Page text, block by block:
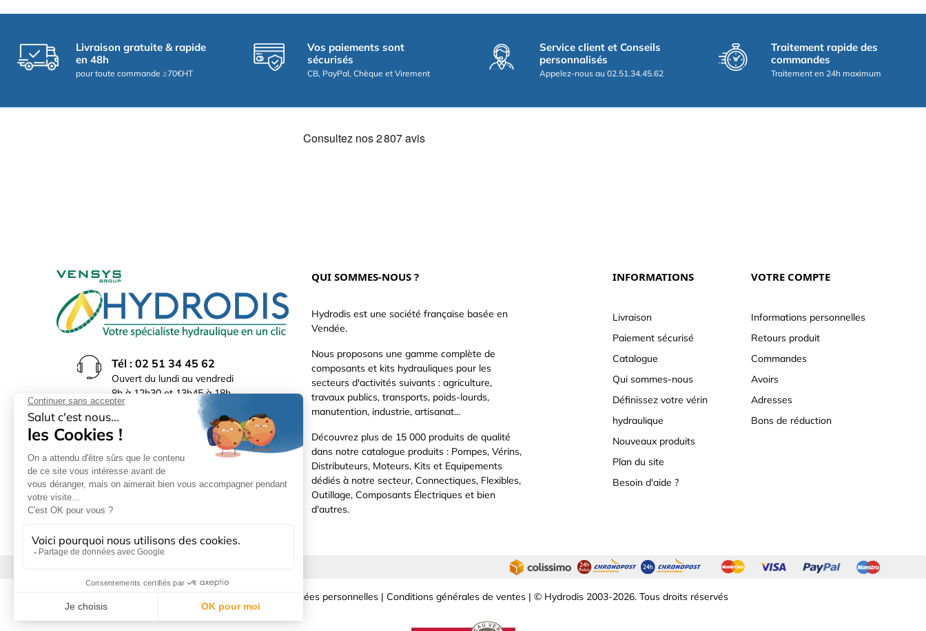
Livraison gratuite & rapide
en 48h
pour toute commande ≥70€HT
Vos paiements sont
sécurisés
CB, PayPal, Chèque et Virement
Service client et Conseils
personnalisés
Appelez-nous au 02.51.34.45.62
Traitement rapide des
commandes
Traitement en 24h maximum
Tél : 02 51 34 45 62
Ouvert du lundi au vendredi
8h à 12h30 et 13h45 à 18h
(17h30 le vendredi)
Rue du Bocage La Ribotière
85170 Le Poiré sur Vie
QUI SOMMES-NOUS ?
Hydrodis est une société française basée en
Vendée.
Nous proposons une gamme complète de
composants et kits hydrauliques pour les
secteurs d'activités suivants : agriculture,
travaux publics, transports, poids-lourds,
manutention, industrie, artisanat...
Découvrez plus de 15 000 produits de qualité
dans notre catalogue produits : Pompes, Vérins,
Distributeurs, Moteurs, Kits et Equipements
dédiés à notre secteur, Connectiques, Flexibles,
Outillage, Composants Électriques et bien
d'autres.
INFORMATIONS
Livraison
Paiement sécurisé
Catalogue
Qui sommes-nous
Définissez votre vérin
hydraulique
Nouveaux produits
Plan du site
Besoin d'aide ?
VOTRE COMPTE
Informations personnelles
Retours produit
Commandes
Avoirs
Adresses
Bons de réduction
Données personnelles | Conditions générales de ventes | © Hydrodis 2003-2026. Tous droits réservés